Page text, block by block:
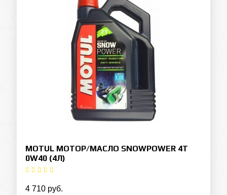
MOTUL МОТОР/МАСЛО SNOWPOWER 4T
0W40 (4Л)
4 710 руб.